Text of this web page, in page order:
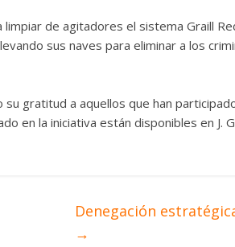
de agitadores el sistema Graill
sus naves para eliminar a los
gratitud a aquellos que han
en la iniciativa están disponibles en J.
Denegación
→
14 abril, 2026 Txus 0